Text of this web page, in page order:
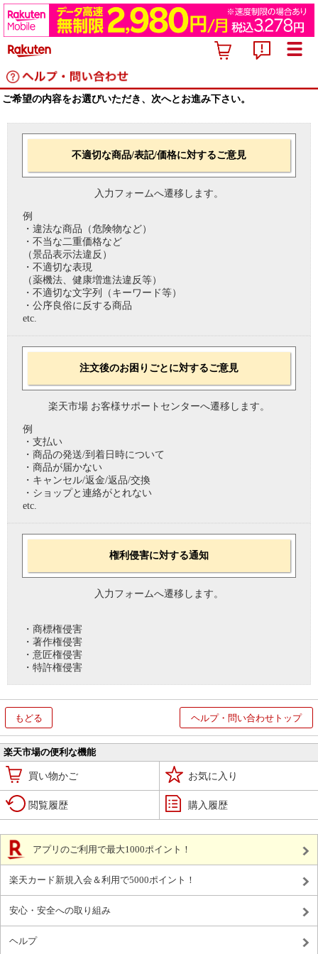
ご希望の内容をお選びいただき、次へとお進み下さい。
不適切な商品/表記/価格に対するご意見
入力フォームへ遷移します。
例
・違法な商品（危険物など）
・不当な二重価格など
（景品表示法違反）
・不適切な表現
（薬機法、健康増進法違反等）
・不適切な文字列（キーワード等）
・公序良俗に反する商品
etc.
注文後のお困りごとに対するご意見
楽天市場 お客様サポートセンターへ遷移します。
例
・支払い
・商品の発送/到着日時について
・商品が届かない
・キャンセル/返金/返品/交換
・ショップと連絡がとれない
etc.
権利侵害に対する通知
入力フォームへ遷移します。
・商標権侵害
・著作権侵害
・意匠権侵害
・特許権侵害
もどる ヘルプ・問い合わせトップ
楽天市場の便利な機能
買い物かご お気に入り
閲覧履歴 購入履歴
アプリのご利用で最大1000ポイント！
楽天カード新規入会＆利用で5000ポイント！
安心・安全への取り組み
ヘルプ